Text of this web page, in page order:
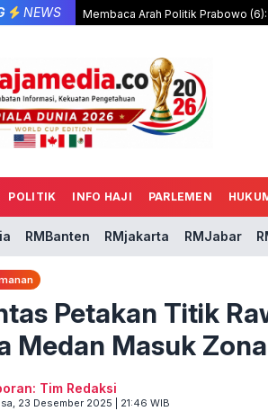
NEWS Membaca Arah Politik Prabowo
POLITIK INFO HAJI PARLEMEN
RMBanten RMjakarta RMJabar
Petakan Titik
Medan Masuk
Tim Redaksi
23 Desember 2025 | 21:46 WIB